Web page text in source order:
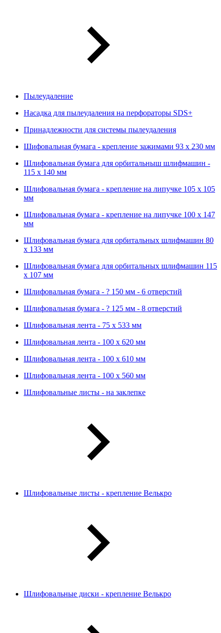
Пылеудаление
Насадка для пылеудаления на перфораторы SDS+
Принадлежности для системы пылеудаления
Шифовальная бумага - крепление зажимами 93 х 230 мм
Шлифовальная бумага для орбитальныш шлифмашин -
115 х 140 мм
Шлифовальная бумага - крепление на липучке 105 х 105
мм
Шлифовальная бумага - крепление на липучке 100 х 147
мм
Шлифовальная бумага для орбитальных шлифмашин 80
х 133 мм
Шлифовальная бумага для орбитальных шлифмашин 115
х 107 мм
Шлифовальная бумага - ? 150 мм - 6 отверстий
Шлифовальная бумага - ? 125 мм - 8 отверстий
Шлифовальная лента - 75 х 533 мм
Шлифовальная лента - 100 х 620 мм
Шлифовальная лента - 100 х 610 мм
Шлифовальная лента - 100 х 560 мм
Шлифовальные листы - на заклепке
Шлифовальные листы - крепление Велькро
Шлифовальные диски - крепление Велькро